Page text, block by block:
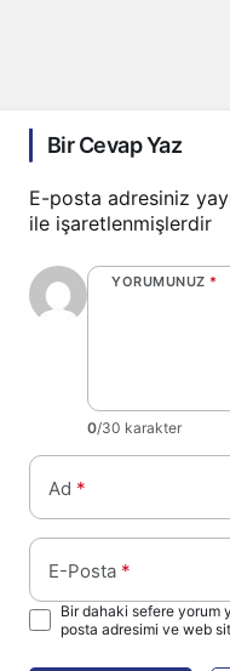
Bir Cevap Yaz
E-posta adresiniz
ile işaretlenmişlerdir
YORUMUNUZ *
0/30 karakter
Ad *
E-Posta *
Bir dahaki sefere yorum
posta adresimi ve web